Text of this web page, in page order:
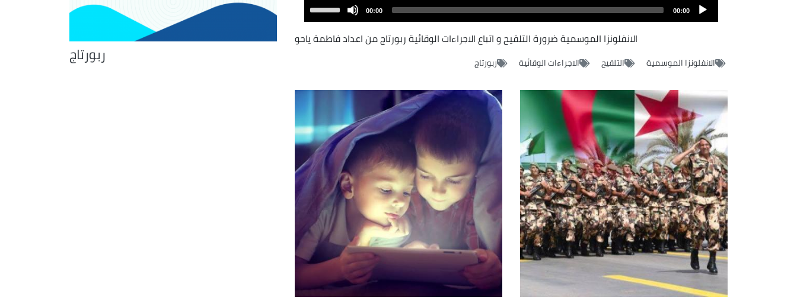
Player
00:00
00:00
Up/Down
keys
or
الانفلونزا الموسمية ضرورة التلقيح و اتباع الاجراءات الوقائية ربورتاج من اعداد فاطمة ياحو
الانفلونزا الموسمية التلقيح الاجراءات الوقائية ربورتاج ربورتاج